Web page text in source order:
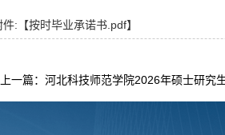
件:【按时毕业承诺书.pdf】
上一篇：河北科技师范学院2026年硕士研究